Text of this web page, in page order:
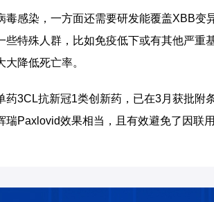
毒感染，一方面还需要研发能覆盖XBB变
些特殊人群，比如免疫低下或有其他严重
降低死亡率。
药3CL抗新冠1类创新药，已在3月获批附
Paxlovid效果相当，且有效避免了因联